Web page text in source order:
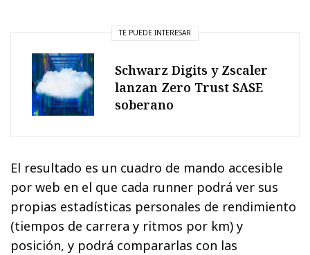
TE PUEDE INTERESAR
Schwarz Digits y Zscaler
lanzan Zero Trust SASE
soberano
El resultado es un cuadro de mando accesible
por web en el que cada runner podrá ver sus
propias estadísticas personales de rendimiento
(tiempos de carrera y ritmos por km) y
posición, y podrá compararlas con las